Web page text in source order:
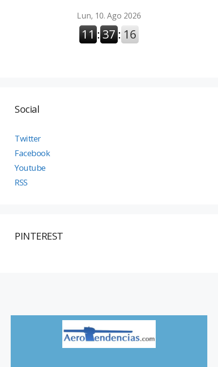
Social
Twitter
Facebook
Youtube
RSS
PINTEREST